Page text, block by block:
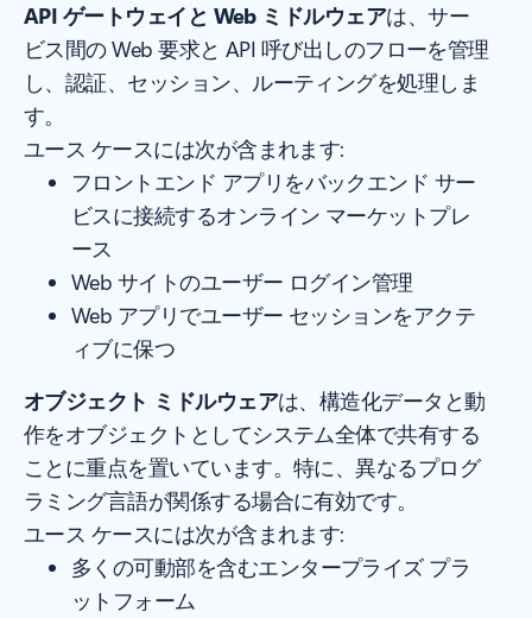
API ゲートウェイと Web ミドルウェアは、サー
ビス間の Web 要求と API 呼び出しのフローを管理
し、認証、セッション、ルーティングを処理しま
す。
ユース ケースには次が含まれます:
フロントエンド アプリをバックエンド サー
ビスに接続するオンライン マーケットプレ
ース
Web サイトのユーザー ログイン管理
Web アプリでユーザー セッションをアクテ
ィブに保つ
オブジェクト ミドルウェアは、構造化データと動
作をオブジェクトとしてシステム全体で共有する
ことに重点を置いています。特に、異なるプログ
ラミング言語が関係する場合に有効です。
ユース ケースには次が含まれます:
多くの可動部を含むエンタープライズ プラ
ットフォーム